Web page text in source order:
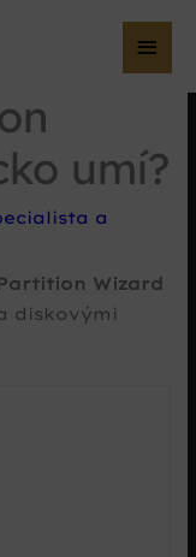
umí?
a
Wizard
diskovými